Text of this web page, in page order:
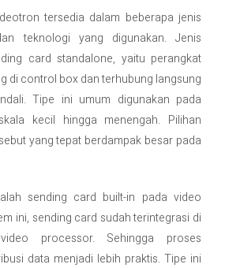
tersedia dalam beberapa jenis
teknologi yang digunakan. Jenis
card standalone, yaitu perangkat
di control box dan terhubung langsung
Tipe ini umum digunakan pada
kecil hingga menengah. Pilihan
yang tepat berdampak besar pada
sending card built-in pada video
ini, sending card sudah terintegrasi di
processor. Sehingga proses
data menjadi lebih praktis. Tipe ini